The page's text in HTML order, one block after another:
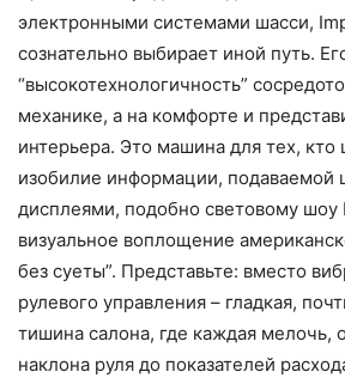
электронными системами шасси,
сознательно выбирает иной путь.
“высокотехнологичность”
механике, а на комфорте и
интерьера. Это машина для тех, кто
изобилие информации, подаваемой
дисплеями, подобно световому шоу
визуальное воплощение
без суеты”. Представьте: вместо
рулевого управления – гладкая,
тишина салона, где каждая мелочь,
наклона руля до показателей